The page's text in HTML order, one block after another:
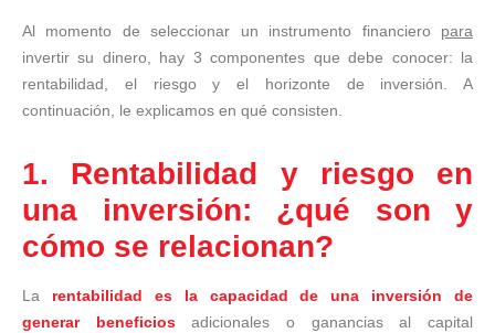
Al momento de seleccionar un instrumento financiero para
invertir su dinero, hay 3 componentes que debe conocer: la
rentabilidad, el riesgo y el horizonte de inversión. A
continuación, le explicamos en qué consisten.
1. Rentabilidad y riesgo en
una inversión: ¿qué son y
cómo se relacionan?
La rentabilidad es la capacidad de una inversión de
generar beneficiosadicionales o ganancias al capital